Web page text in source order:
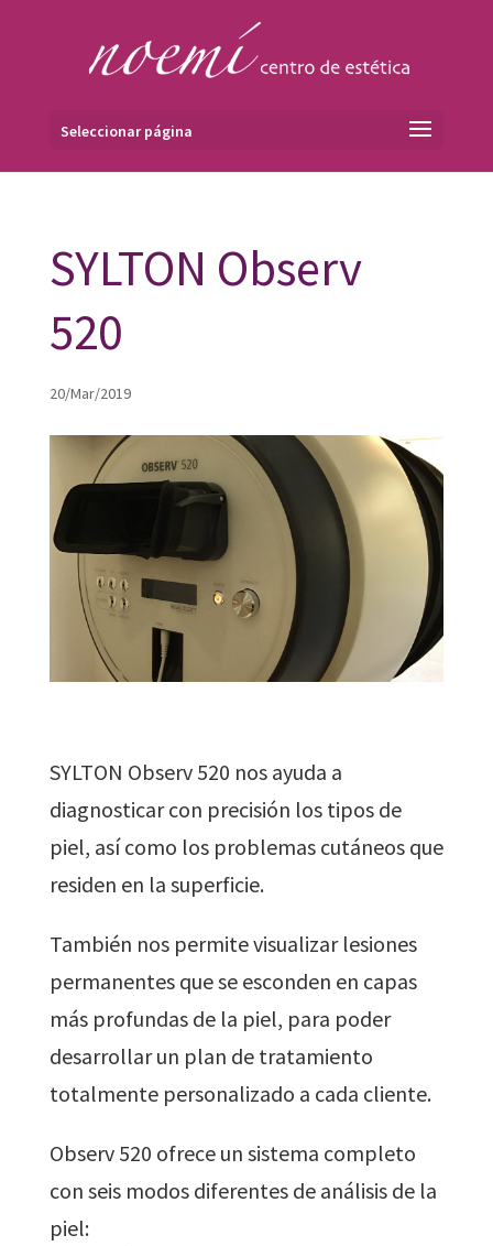
Seleccionar página
SYLTON Observ
520
20/Mar/2019
SYLTON Observ 520 nos ayuda a
diagnosticar con precisión los tipos de
piel, así como los problemas cutáneos que
residen en la superficie.
También nos permite visualizar lesiones
permanentes que se esconden en capas
más profundas de la piel, para poder
desarrollar un plan de tratamiento
totalmente personalizado a cada cliente.
Observ 520 ofrece un sistema completo
con seis modos diferentes de análisis de la
piel: